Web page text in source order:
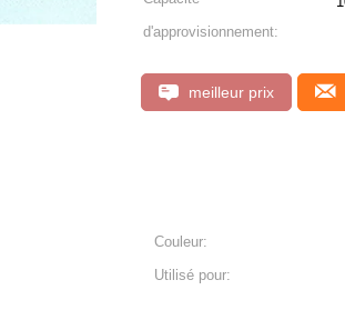
d'approvisionnement:
meilleur prix
Couleur:
Utilisé pour: